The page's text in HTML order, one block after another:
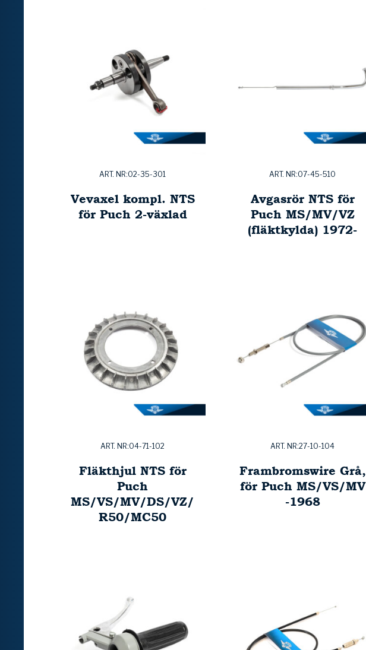
ART. NR:02-35-301
Vevaxel kompl. NTS
för Puch 2-växlad
ART. NR:07-45-510
Avgasrör NTS för
Puch MS/MV/VZ
(fläktkylda) 1972-
ART. NR:04-71-102
Fläkthjul NTS för
Puch
MS/VS/MV/DS/VZ/
R50/MC50
ART. NR:27-10-104
Frambromswire Grå,
för Puch MS/VS/MV
-1968